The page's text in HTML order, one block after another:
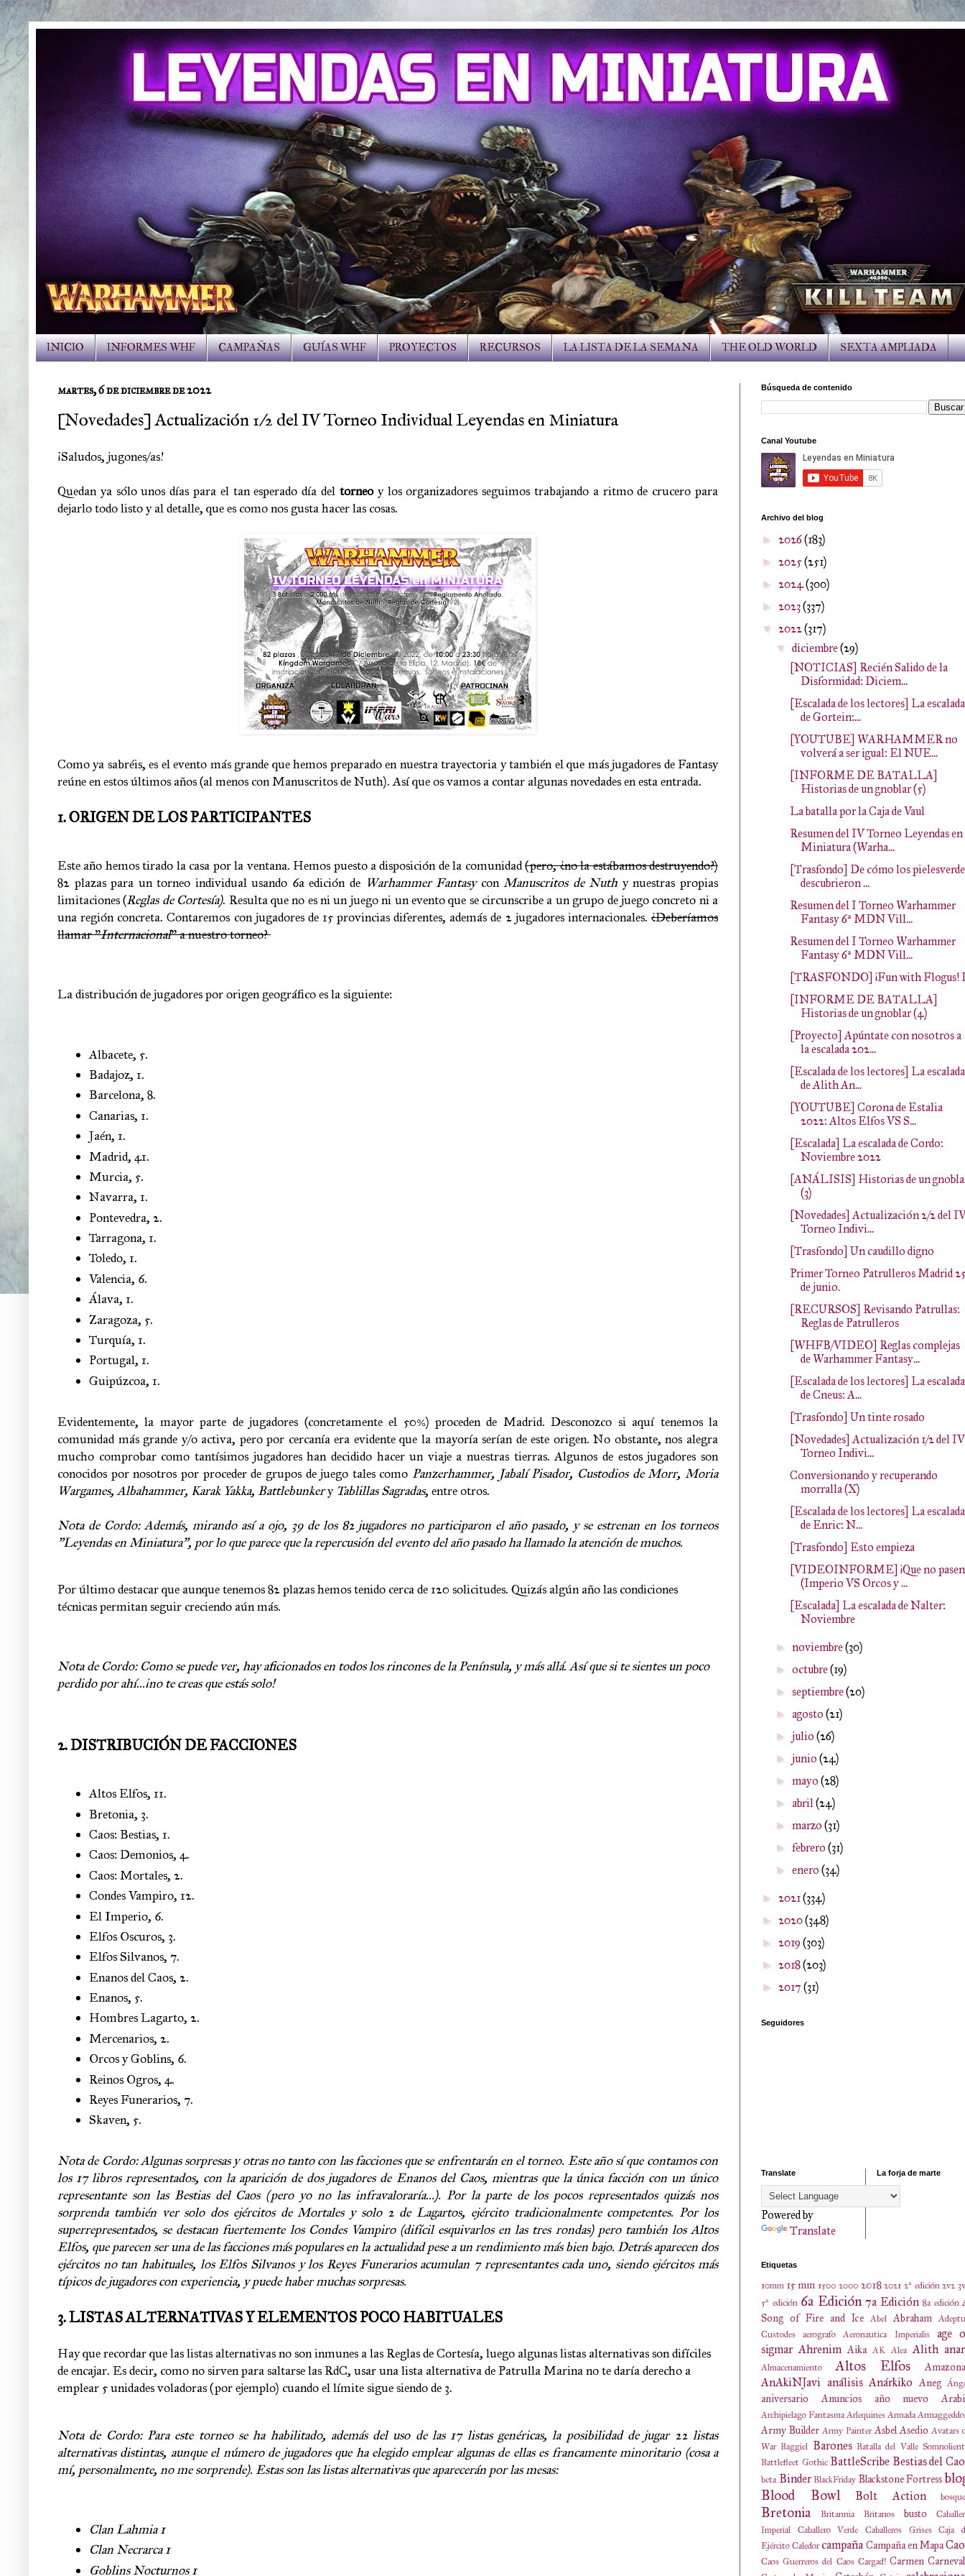
INICIO INFORMES WHF CAMPAÑAS GUÍAS WHF PROYECTOS RECURSOS LA LISTA DE LA SEMANA THE OLD WORLD SEXTA AMPLIADA
martes, 6 de diciembre de 2022
[Novedades] Actualización 1/2 del IV Torneo Individual Leyendas en Miniatura
¡Saludos, jugones/as!
Quedan ya sólo unos días para el tan esperado día del torneoy los organizadores seguimos trabajando a ritmo de crucero para
dejarlo todo listo y al detalle, que es como nos gusta hacer las cosas.
Como ya sabréis, es el evento más grande que hemos preparado en nuestra trayectoria y también el que más jugadores de Fantasy
reúne en estos últimos años (al menos con Manuscritos de Nuth). Así que os vamos a contar algunas novedades en esta entrada.
1. ORIGEN DE LOS PARTICIPANTES
Este año hemos tirado la casa por la ventana. Hemos puesto a disposición de la comunidad(pero, ¿no la estábamos destruyendo?)
82 plazas para un torneo individual usando 6a edición de Warhammer Fantasy conManuscritos de Nuth y nuestras propias
limitaciones (Reglas de Cortesía). Resulta que no es ni un juego ni un evento que se circunscribe a un grupo de juego concreto ni a
una región concreta. Contaremos con jugadores de 15 provincias diferentes, además de 2 jugadores internacionales. ¿Deberíamos
llamar "Internacional" a nuestro torneo?
La distribución de jugadores por origen geográfico es la siguiente:
Albacete, 5.
Badajoz, 1.
Barcelona, 8.
Canarias, 1.
Jaén, 1.
Madrid, 41.
Murcia, 5.
Navarra, 1.
Pontevedra, 2.
Tarragona, 1.
Toledo, 1.
Valencia, 6.
Álava, 1.
Zaragoza, 5.
Turquía, 1.
Portugal, 1.
Guipúzcoa, 1.
Evidentemente, la mayor parte de jugadores (concretamente el 50%) proceden de Madrid. Desconozco si aquí tenemos la
comunidad más grande y/o activa, pero por cercanía era evidente que la mayoría serían de este origen. No obstante, nos alegra
mucho comprobar como tantísimos jugadores han decidido hacer un viaje a nuestras tierras. Algunos de estos jugadores son
conocidos por nosotros por proceder de grupos de juego tales como Panzerhammer, Jabalí Pisador, Custodios de Morr, Moria
Wargames, Albahammer, Karak Yakka, Battlebunkery Tablillas Sagradas, entre otros.
Nota de Cordo: Además, mirando así a ojo, 39 de los 82 jugadores no participaron el año pasado, y se estrenan en los torneos
"Leyendas en Miniatura", por lo que parece que la repercusión del evento del año pasado ha llamado la atención de muchos.
Por último destacar que aunque tenemos 82 plazas hemos tenido cerca de 120 solicitudes. Quizás algún año las condiciones
técnicas permitan seguir creciendo aún más.
Nota de Cordo: Como se puede ver, hay aficionados en todos los rincones de la Península, y más allá. Así que si te sientes un poco
perdido por ahí...¡no te creas que estás solo!
2. DISTRIBUCIÓN DE FACCIONES
Altos Elfos, 11.
Bretonia, 3.
Caos: Bestias, 1.
Caos: Demonios, 4.
Caos: Mortales, 2.
Condes Vampiro, 12.
El Imperio, 6.
Elfos Oscuros, 3.
Elfos Silvanos, 7.
Enanos del Caos, 2.
Enanos, 5.
Hombres Lagarto, 2.
Mercenarios, 2.
Orcos y Goblins, 6.
Reinos Ogros, 4.
Reyes Funerarios, 7.
Skaven, 5.
Nota de Cordo: Algunas sorpresas y otras no tanto con las facciones que se enfrentarán en el torneo. Este año sí que contamos con
los 17 libros representados, con la aparición de dos jugadores de Enanos del Caos, mientras que la única facción con un único
representante son las Bestias del Caos (pero yo no las infravaloraría...). Por la parte de los pocos representados quizás nos
sorprenda también ver solo dos ejércitos de Mortales y solo 2 de Lagartos, ejército tradicionalmente competentes. Por los
superrepresentados, se destacan fuertemente los Condes Vampiro (difícil esquivarlos en las tres rondas) pero también los Altos
Elfos, que parecen ser una de las facciones más populares en la actualidad pese a un rendimiento más bien bajo. Detrás aparecen dos
ejércitos no tan habituales, los Elfos Silvanos y los Reyes Funerarios acumulan 7 representantes cada uno, siendo ejércitos más
típicos de jugadores con experiencia, y puede haber muchas sorpresas.
3. LISTAS ALTERNATIVAS Y ELEMENTOS POCO HABITUALES
Hay que recordar que las listas alternativas no son inmunes a las Reglas de Cortesía, luego algunas listas alternativas son difíciles
de encajar. Es decir, como no sirven para saltarse las RdC, usar una lista alternativa de Patrulla Marina no te daría derecho a
emplear 5 unidades voladoras (por ejemplo) cuando el límite sigue siendo de 3.
Nota de Cordo: Para este torneo se ha habilitado, además del uso de las 17 listas genéricas, la posibilidad de jugar 22 listas
alternativas distintas, aunque el número de jugadores que ha elegido emplear algunas de ellas es francamente minoritario (cosa a
mí, personalmente, no me sorprende). Estas son las listas alternativas que aparecerán por las mesas:
Clan Lahmia 1
Clan Necrarca 1
Goblins Nocturnos 1
Búsqueda de contenido
Canal Youtube
Archivo del blog
► 2026(183)
► 2025(251)
► 2024(300)
► 2023(337)
▼ 2022(317)
▼diciembre(29)
[NOTICIAS] Recién Salido de la
Disformidad: Diciem...
[Escalada de los lectores] La escalada
de Gortein:...
[YOUTUBE] WARHAMMER no
volverá a ser igual: El NUE...
[INFORME DE BATALLA]
Historias de un gnoblar (5)
La batalla por la Caja de Vaul
Resumen del IV Torneo Leyendas en
Miniatura (Warha...
[Trasfondo] De cómo los
descubrieron ...
Resumen del I Torneo Warhammer
Fantasy 6ª MDN Vill...
Resumen del I Torneo Warhammer
Fantasy 6ª MDN Vill...
[TRASFONDO] ¡Fun with Flogus!
[INFORME DE BATALLA]
Historias de un gnoblar (4)
[Proyecto] Apúntate con nosotros a
la escalada 202...
[Escalada de los lectores] La escalada
de Alith An...
[YOUTUBE] Corona de Estalia
2022: Altos Elfos VS S...
[Escalada] La escalada de Cordo:
Noviembre 2022
[ANÁLISIS] Historias de un
(3)
[Novedades] Actualización 2/2 del
Torneo Indivi...
[Trasfondo] Un caudillo digno
Primer Torneo Patrulleros Madrid
de junio.
[RECURSOS] Revisando Patrullas:
Reglas de Patrulleros
[WHFB/VIDEO] Reglas complejas
de Warhammer Fantasy...
[Escalada de los lectores] La escalada
de Cneus: A...
[Trasfondo] Un tinte rosado
[Novedades] Actualización 1/2 del IV
Torneo Indivi...
Conversionando y recuperando
morralla (X)
[Escalada de los lectores] La escalada
de Enric: N...
[Trasfondo] Esto empieza
[VIDEOINFORME] ¡Que no
(Imperio VS Orcos y ...
[Escalada] La escalada de Nalter:
Noviembre
►noviembre(30)
►octubre(19)
►septiembre(20)
► agosto(21)
►julio(26)
►junio(24)
► mayo(28)
► abril(24)
► marzo(31)
►febrero(31)
►enero(34)
► 2021(334)
► 2020(348)
► 2019 (303)
► 2018(203)
► 2017 (31)
Seguidores
Translate
Powered by
Translate
La forja de marte
Etiquetas
10mm 15 mm 1500 2000 2018 2021 2ª edición 2v2
5ª edición 6a Edición 7a Edición 8a edición
Song of Fire and Ice Abel Abraham
Custodes
aerografo Aeronautica Imperialis
age
sigmar Ahrenim Aika AK Alea Alith
Almacenamiento Altos Elfos
AnAkiNJavi análisis Anárkiko Aneg
aniversario Anuncios año nuevo
Archipielago FantasmaArlequinesArmada
Army Builder Army Painter Asbel Asedio Avatars
War Baggiel Barones Batalla del Valle
Battlefleet Gothic BattleScribe Bestias del
beta Binder BlackFriday Blackstone Fortress
Blood Bowl
Bolt Action
Bretonia Britannia Britanos busto
Imperial
Caballero Verde Caballeros Grises
Caja
EjércitoCaledor campaña Campaña en Mapa
Caos Guerreros del Caos Cargad! Carmen